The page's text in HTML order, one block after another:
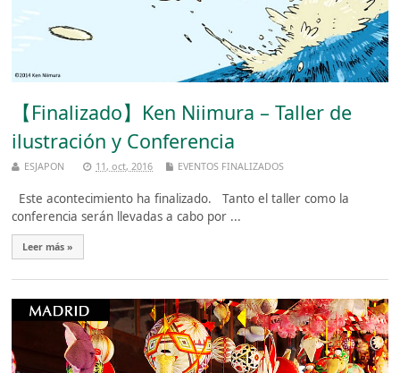
【Finalizado】Ken Niimura – Taller de
ilustración y Conferencia
ESJAPON 11, oct, 2016 EVENTOS FINALIZADOS
Este acontecimiento ha finalizado. Tanto el taller como la
conferencia serán llevadas a cabo por ...
Leer más »